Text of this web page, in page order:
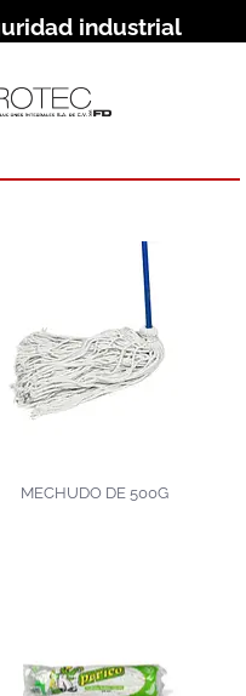
industrial
MECHUDO DE 500G